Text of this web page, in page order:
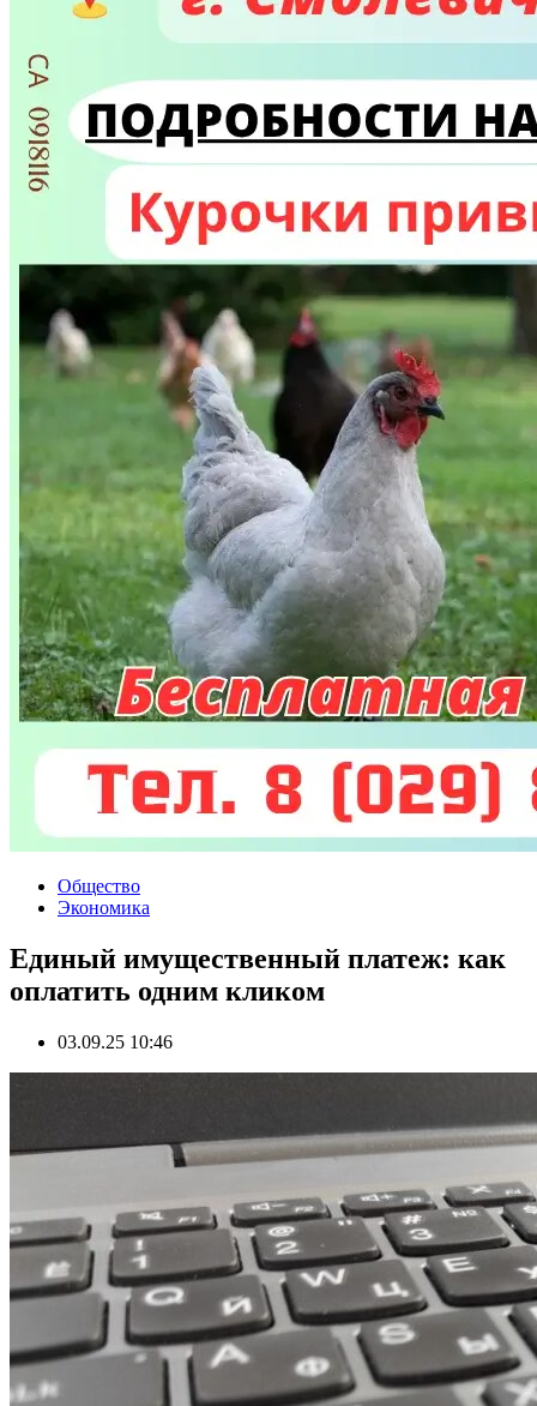
Общество
Экономика
Единый имущественный платеж: как
оплатить одним кликом
03.09.25 10:46